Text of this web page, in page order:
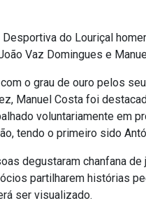
do Louriçal
Vaz Domingues e
o grau de ouro pelos
Manuel Costa foi
voluntariamente em
tendo o primeiro sido
degustaram chanfana
partilharem histórias
ser visualizado.